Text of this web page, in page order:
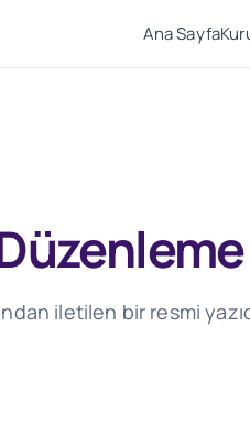
Ana Sayfa
iletilen bir resmi